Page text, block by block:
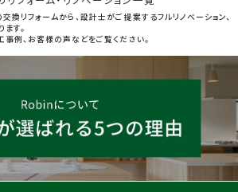
換リフォームから、設計士がご提案するフルリノベーション、
す。
例、お客様の声などをご覧ください。